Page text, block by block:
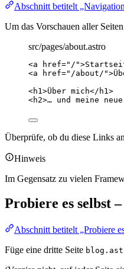
Abschnitt betitelt
Um das Vorschauen aller
src/pages/about.astro
<a href=" / ">
<a href=" /about/ ">
<h1 >Über mich</ h1 >
<h2>… und meine
Überprüfe, ob du diese Links
Hinweis
Im Gegensatz zu vielen
Probiere es selbst
Abschnitt betitelt „Probiere
Füge eine dritte Seite